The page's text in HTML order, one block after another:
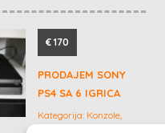
€ 170
PRODAJEM SONY
PS4 SA 6 IGRICA
Kategorija: Konzole,